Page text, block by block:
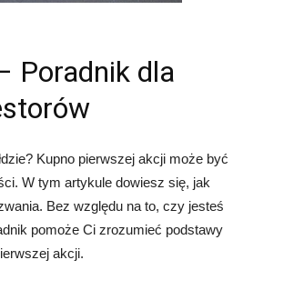
Poradnik dla
Kupno pierwszej akcji może być
W tym artykule dowiesz się, jak
Bez względu na to, czy jesteś
pomoże Ci zrozumieć podstawy
akcji.